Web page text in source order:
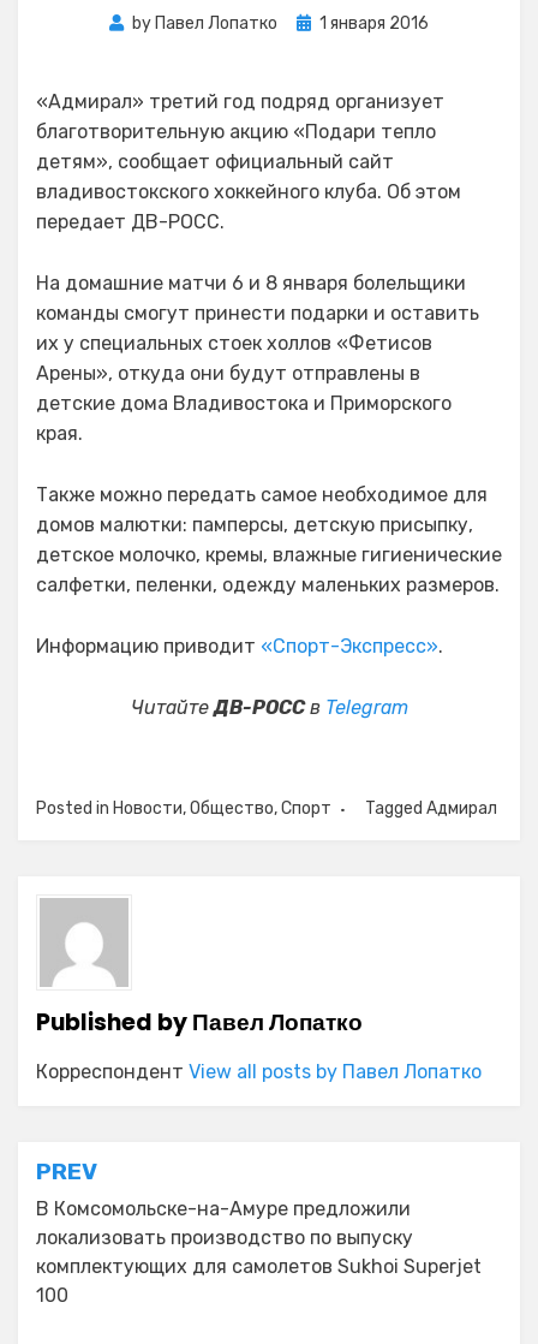
by Павел Лопатко
Posted
1 января 2016
«Адмирал» третий год подряд организует
благотворительную акцию «Подари тепло
детям», сообщает официальный сайт
владивостокского хоккейного клуба. Об этом
передает ДВ-РОСС.
На домашние матчи 6 и 8 января болельщики
команды смогут принести подарки и оставить
их у специальных стоек холлов «Фетисов
Арены», откуда они будут отправлены в
детские дома Владивостока и Приморского
края.
Также можно передать самое необходимое для
домов малютки: памперсы, детскую присыпку,
детское молочко, кремы, влажные гигиенические
салфетки, пеленки, одежду маленьких размеров.
Информацию приводит «Спорт-Экспресс».
ЧитайтеДВ-РОССв Telegram
Posted in Новости,Общество,Спорт Tagged Адмирал
Published byПавел Лопатко
Корреспондент View all posts by Павел Лопатко
Навигация
по
записям
PREV
В Комсомольске-на-Амуре предложили
локализовать производство по выпуску
комплектующих для самолетов Sukhoi Superjet
100